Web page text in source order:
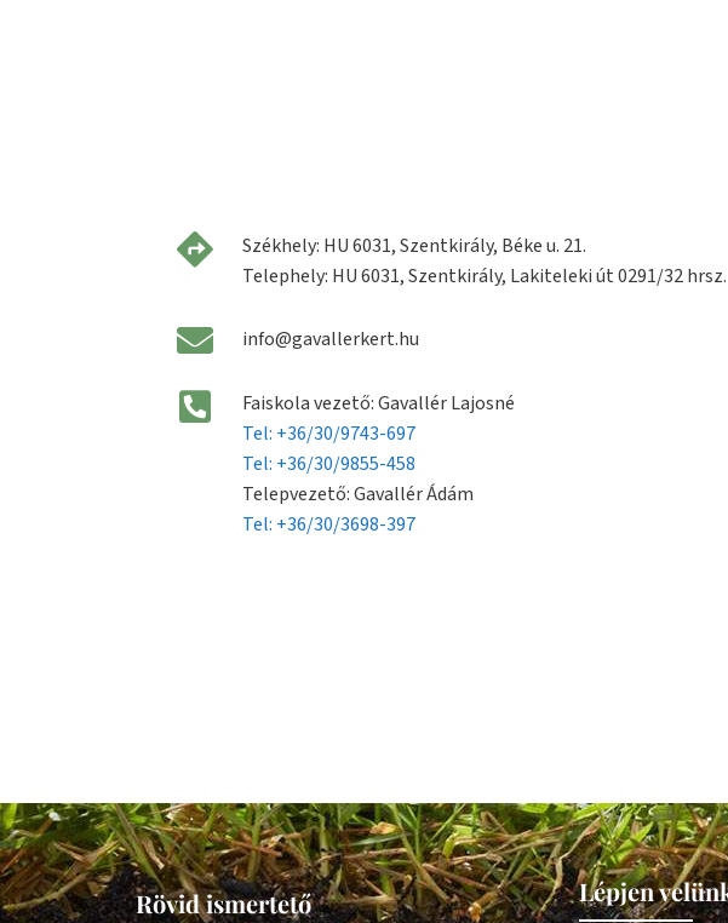
Székhely: HU 6031, Szentkirály, Béke u. 21.
Telephely: HU 6031, Szentkirály, Lakiteleki út 0291/32 hrsz.
info@gavallerkert.hu
Faiskola vezető: Gavallér Lajosné
Tel: +36/30/9743-697
Tel: +36/30/9855-458
Telepvezető: Gavallér Ádám
Tel: +36/30/3698-397
Rövid ismertető Lépjen